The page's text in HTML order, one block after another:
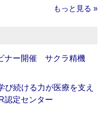
もっと見る »
ナー開催 サクラ精機
び続ける力が医療を支え
定センター